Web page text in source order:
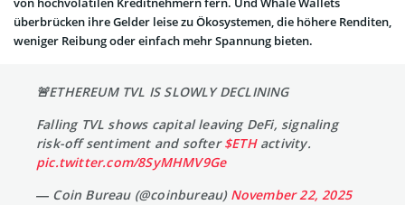
überbrücken ihre Gelder leise zu Ökosystemen, die höhere Renditen,
weniger Reibung oder einfach mehr Spannung bieten.
🚨ETHEREUM TVL IS SLOWLY DECLINING
Falling TVL shows capital leaving DeFi, signaling
risk-off sentiment and softer$ETHactivity.
pic.twitter.com/8SyMHMV9Ge
— Coin Bureau (@coinbureau) November 22, 2025